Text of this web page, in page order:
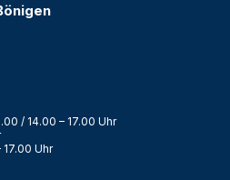
/ 14.00 – 17.00 Uhr
Uhr